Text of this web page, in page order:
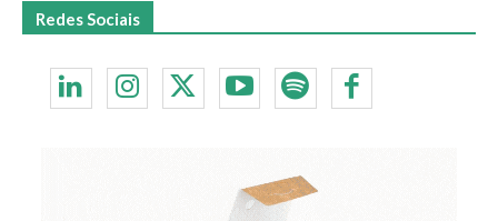
Redes Sociais